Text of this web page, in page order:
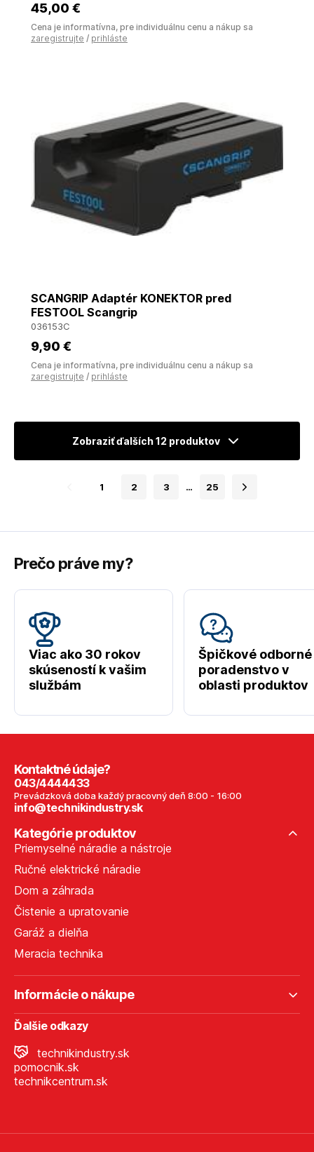
45,00 €
Cena je informatívna, pre individuálnu cenu a nákup sa
zaregistrujte / prihláste
SCANGRIP Adaptér KONEKTOR pred
FESTOOL Scangrip
036153C
9,90 €
Cena je informatívna, pre individuálnu cenu a nákup sa
zaregistrujte / prihláste
Zobraziť ďalších 12 produktov
1 2 3 … 25
Prečo práve my?
Viac ako 30 rokov
skúseností k vašim
službám
Špičkové odborné
poradenstvo v
oblasti produktov
Kontaktné údaje?
043/4444433
Prevádzková doba každý pracovný deň 8:00 - 16:00
info@technikindustry.sk
Kategórie produktov
Priemyselné náradie a nástroje
Ručné elektrické náradie
Dom a záhrada
Čistenie a upratovanie
Garáž a dielňa
Meracia technika
Informácie o nákupe
Ďalšie odkazy
technikindustry.sk
pomocnik.sk
technikcentrum.sk